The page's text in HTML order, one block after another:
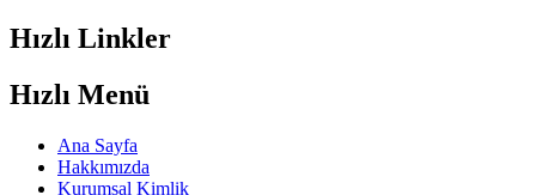
Hızlı Linkler
Hızlı Menü
Ana Sayfa
Hakkımızda
Kurumsal Kimlik